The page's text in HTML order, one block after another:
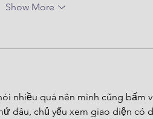
Show More
nhiều quá nên mình cũng bấm
đâu, chủ yếu xem giao diện có